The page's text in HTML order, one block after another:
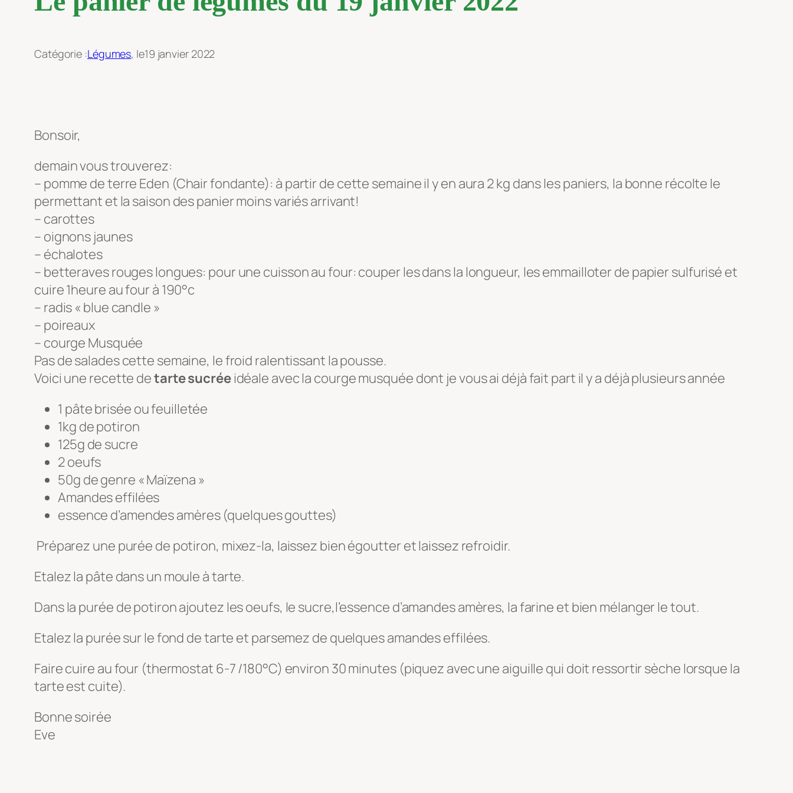
Catégorie :Légumes, le19 janvier 2022
Bonsoir,
demain vous trouverez:
– pomme de terre Eden (Chair fondante): à partir de cette semaine il y en aura 2 kg dans les paniers, la bonne récolte le
permettant et la saison des panier moins variés arrivant!
– carottes
– oignons jaunes
– échalotes
– betteraves rouges longues: pour une cuisson au four: couper les dans la longueur, les emmailloter de papier sulfurisé et
cuire 1heure au four à 190°c
– radis « blue candle »
– poireaux
– courge Musquée
Pas de salades cette semaine, le froid ralentissant la pousse.
Voici une recette detarte sucréeidéale avec la courge musquée dont je vous ai déjà fait part il y a déjà plusieurs année
1 pâte brisée ou feuilletée
1kg de potiron
125g de sucre
2 oeufs
50g de genre « Maïzena »
Amandes effilées
essence d’amendes amères (quelques gouttes)
Préparez une purée de potiron, mixez-la, laissez bien égoutter et laissez refroidir.
Etalez la pâte dans un moule à tarte.
Dans la purée de potiron ajoutez les oeufs, le sucre,l’essence d’amandes amères, la farine et bien mélanger le tout.
Etalez la purée sur le fond de tarte et parsemez de quelques amandes effilées.
Faire cuire au four (thermostat 6-7 /180°C) environ 30 minutes (piquez avec une aiguille qui doit ressortir sèche lorsque la
tarte est cuite).
Bonne soirée
Eve